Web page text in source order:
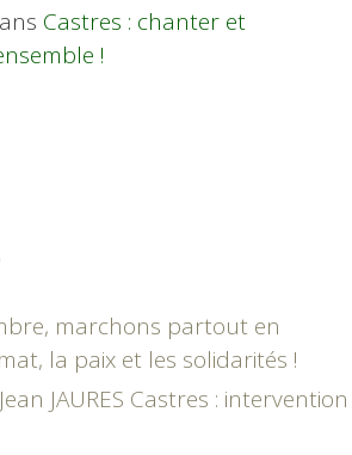
Castres : chanter et
!
marchons partout en
la paix et les solidarités !
JAURES Castres : intervention